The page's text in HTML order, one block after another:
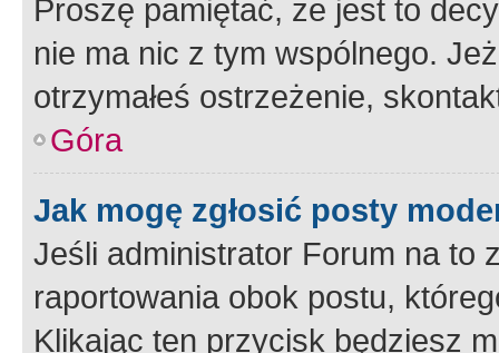
Proszę pamiętać, że jest to
nie ma nic z tym wspólnego.
otrzymałeś ostrzeżenie,
Góra
Jak mogę zgłosić posty
Jeśli administrator Forum na to
raportowania obok postu,
Klikając ten przycisk będziesz